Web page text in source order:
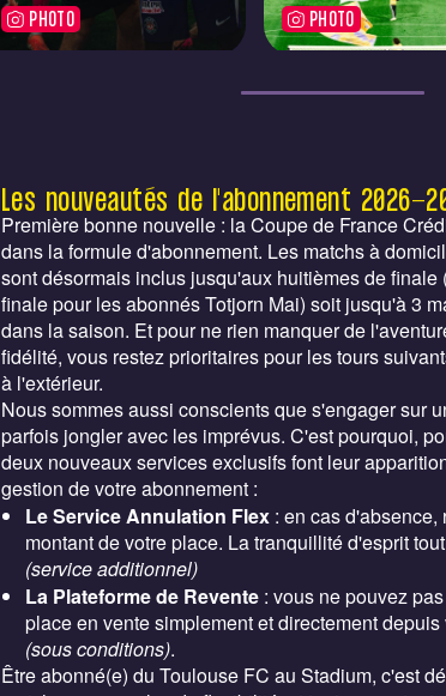
PHOTO PHOTO
Les nouveautés de l'abonnement 2026-
Première bonne nouvelle : la Coupe de France
dans la formule d'abonnement. Les matchs à
sont désormais inclus jusqu'aux huitièmes de finale
finale pour les abonnés Totjorn Mai) soit jusqu'à 3
dans la saison. Et pour ne rien manquer de
fidélité, vous restez prioritaires pour les tours
à l'extérieur.
Nous sommes aussi conscients que s'engager sur
parfois jongler avec les imprévus. C'est pourquoi,
deux nouveaux services exclusifs font leur
gestion de votre abonnement :
Le Service Annulation Flex : en cas
montant de votre place. La tranquillité d'esprit
(service additionnel)
La Plateforme de Revente : vous ne pouvez
place en vente simplement et directement
(sous conditions).
Être abonné(e) du Toulouse FC au Stadium, c'est